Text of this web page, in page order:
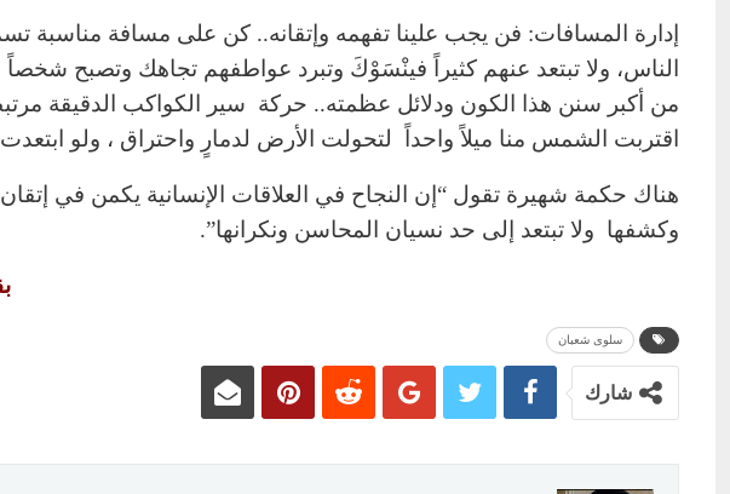
إدارة المسافات: فن يجب علينا تفهمه وإتقانه.. كن على مسافة مناسبة
الناس، ولا تبتعد عنهم كثيراً فينْسَوْكَ وتبرد عواطفهم تجاهك وتصبح
من أكبر سنن هذا الكون ودلائل عظمته.. حركة سير الكواكب الدقيقة
اقتربت الشمس منا ميلاً واحداً لتحولت الأرض لدمارٍ واحتراق ، ولو
هناك حكمة شهيرة تقول “إن النجاح في العلاقات الإنسانية يكمن في
وكشفها ولا تبتعد إلى حد نسيان المحاسن ونكرانها”.
سلوى شعبان
شارك